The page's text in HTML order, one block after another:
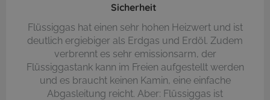
Sicherheit
Flüssiggas hat einen sehr hohen Heizwert und ist
deutlich ergiebiger als Erdgas und Erdöl. Zudem
verbrennt es sehr emissionsarm, der
Flüssiggastank kann im Freien aufgestellt werden
und es braucht keinen Kamin, eine einfache
Abgasleitung reicht. Aber: Flüssiggas ist